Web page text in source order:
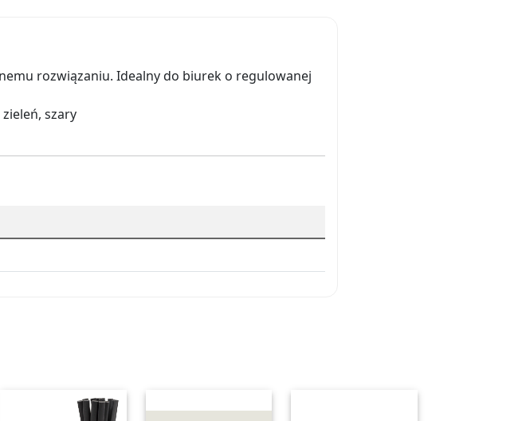
rozwiązaniu. Idealny do biurek o regulowanej
szary